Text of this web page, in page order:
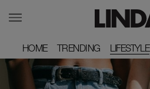
HOME
HOME TRENDING
TRENDING LIFESTYLE